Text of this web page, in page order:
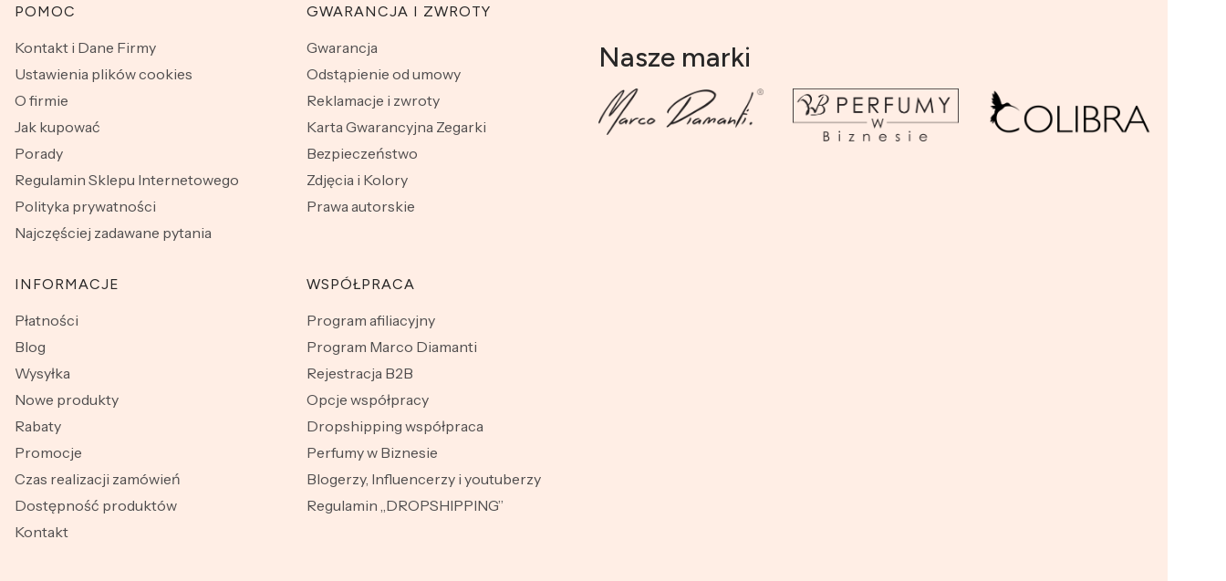
Linki w stopce
POMOC
Kontakt i Dane Firmy
Ustawienia plików cookies
O firmie
Jak kupować
Porady
Regulamin Sklepu Internetowego
Polityka prywatności
Najczęściej zadawane pytania
GWARANCJA I ZWROTY
Gwarancja
Odstąpienie od umowy
Reklamacje i zwroty
Karta Gwarancyjna Zegarki
Bezpieczeństwo
Zdjęcia i Kolory
Prawa autorskie
INFORMACJE
Płatności
Blog
Wysyłka
Nowe produkty
Rabaty
Promocje
Czas realizacji zamówień
Dostępność produktów
Kontakt
WSPÓŁPRACA
Program afiliacyjny
Program Marco Diamanti
Rejestracja B2B
Opcje współpracy
Dropshipping współpraca
Perfumy w Biznesie
Blogerzy, Influencerzy i youtuberzy
Regulamin „DROPSHIPPING”
Nasze marki